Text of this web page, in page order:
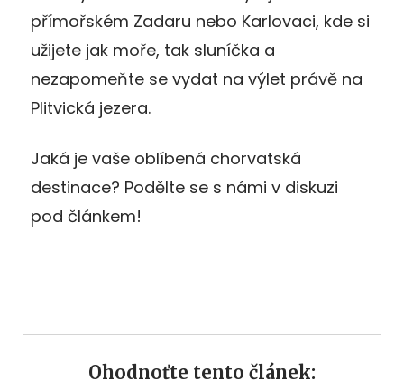
přímořském Zadaru nebo Karlovaci, kde si
užijete jak moře, tak sluníčka a
nezapomeňte se vydat na výlet právě na
Plitvická jezera.
Jaká je vaše oblíbená chorvatská
destinace? Podělte se s námi v diskuzi
pod článkem!
Ohodnoťte tento článek: